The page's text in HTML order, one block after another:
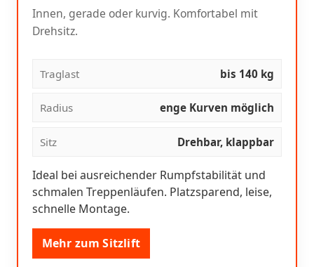
Innen, gerade oder kurvig. Komfortabel mit
Drehsitz.
Traglast bis 140 kg
Radius enge Kurven möglich
Sitz Drehbar, klappbar
Ideal bei ausreichender Rumpfstabilität und
schmalen Treppenläufen. Platzsparend, leise,
schnelle Montage.
Mehr zum Sitzlift